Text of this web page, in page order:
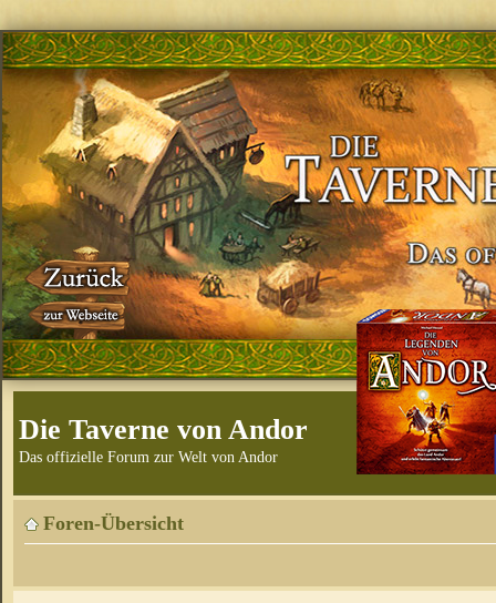
Die Taverne von Andor
Das offizielle Forum zur Welt von Andor
Foren-Übersicht